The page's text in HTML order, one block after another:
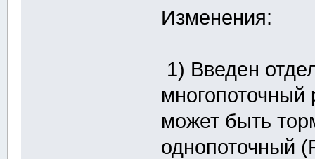
Изменения:
1) Введен
может быть
однопоточный